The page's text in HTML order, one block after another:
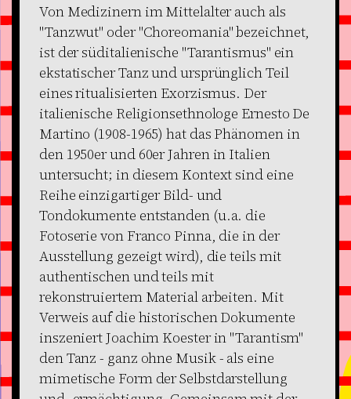
Von Medizinern im Mittelalter auch als
"Tanzwut" oder "Choreomania" bezeichnet,
ist der süditalienische "Tarantismus" ein
ekstatischer Tanz und ursprünglich Teil
eines ritualisierten Exorzismus. Der
italienische Religionsethnologe Ernesto De
Martino (1908-1965) hat das Phänomen in
den 1950er und 60er Jahren in Italien
untersucht; in diesem Kontext sind eine
Reihe einzigartiger Bild- und
Tondokumente entstanden (u.a. die
Fotoserie von Franco Pinna, die in der
Ausstellung gezeigt wird), die teils mit
authentischen und teils mit
rekonstruiertem Material arbeiten. Mit
Verweis auf die historischen Dokumente
inszeniert Joachim Koester in "Tarantism"
den Tanz - ganz ohne Musik - als eine
mimetische Form der Selbstdarstellung